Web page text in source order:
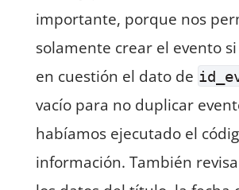
importante, porque nos
solamente crear el evento
en cuestión el dato de
vacío para no duplicar
habíamos ejecutado el
información. También